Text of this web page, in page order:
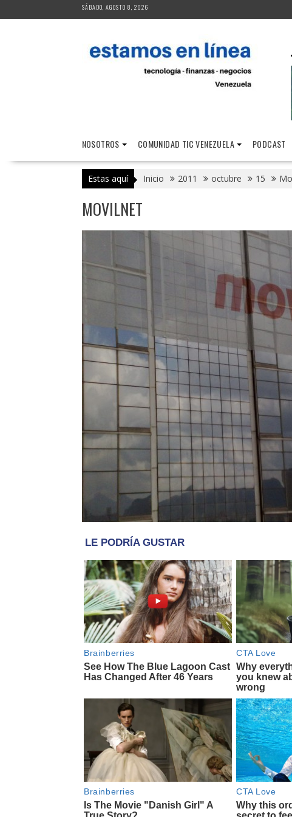
al
SÁBADO, AGOSTO 8, 2026
NOSOTROS COMUNIDAD TIC VENEZUELA PODCAST
Estas aquí Inicio 2011 octubre 15
MOVILNET